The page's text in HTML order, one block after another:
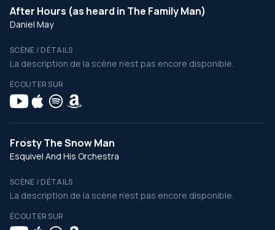
After Hours (as heard in The Family Man)
Daniel May
SCÈNE / DÉTAILS
La description de la scène n’est pas encore disponible.
ÉCOUTER SUR
Frosty The Snow Man
Esquivel And His Orchestra
SCÈNE / DÉTAILS
La description de la scène n’est pas encore disponible.
ÉCOUTER SUR